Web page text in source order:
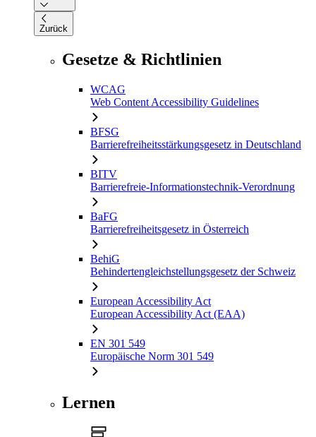
Zurück
Gesetze & Richtlinien
WCAG
Web Content Accessibility Guidelines
BFSG
Barrierefreiheitsstärkungsgesetz in Deutschland
BITV
Barrierefreie-Informationstechnik-Verordnung
BaFG
Barrierefreiheitsgesetz in Österreich
BehiG
Behindertengleichstellungsgesetz der Schweiz
European Accessibility Act
European Accessibility Act (EAA)
EN 301 549
Europäische Norm 301 549
Lernen